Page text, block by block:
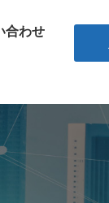
合わせ